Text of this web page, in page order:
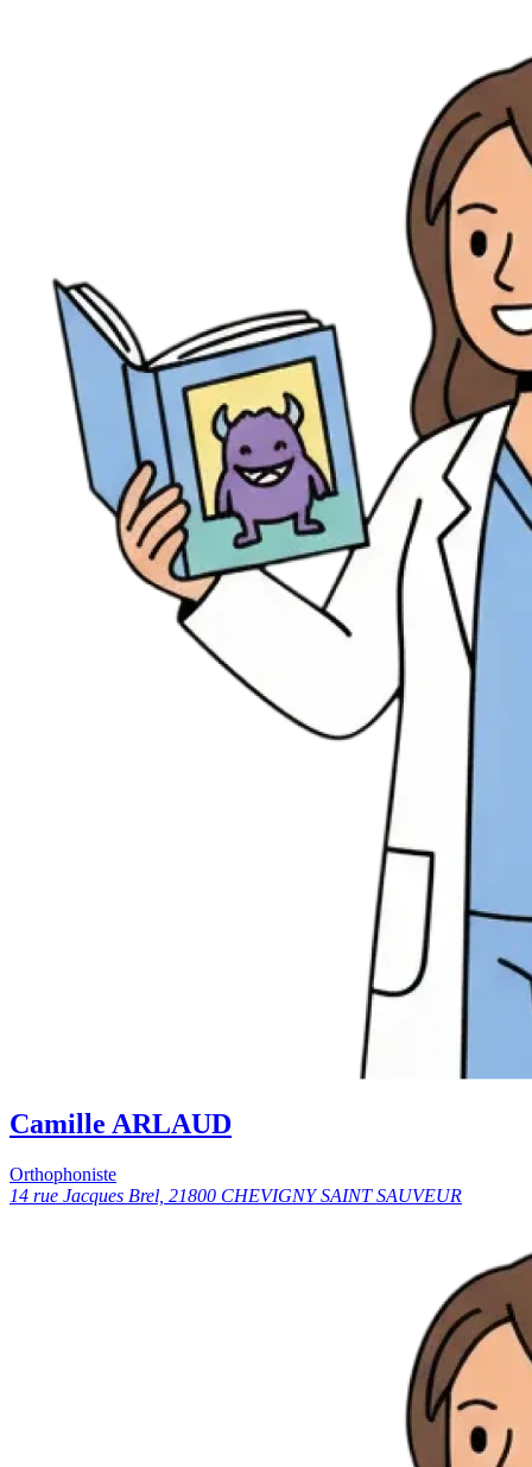
Camille ARLAUD
Orthophoniste
14 rue Jacques Brel, 21800 CHEVIGNY SAINT SAUVEUR